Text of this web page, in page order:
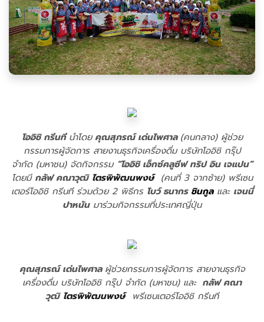
โออิชิ กรีนทีนำโดยคุณสุภรณ์ เด่นไพศาล (คนกลาง) ผู้ช่วย
กรรมการผู้จัดการ สายงานธุรกิจเครื่องดื่ม บริษัทโออิชิ กรุ๊ป
จำกัด (มหาชน) จัดกิจกรรม “โออิชิ เอ็กซ์คลูซีฟ ทริป อิน เจแปน”
โดยมี กลัฟ คณาวุฒิ ไตรพิพัฒนพงษ์(คนที่ 3 จากซ้าย) พรีเซน
เตอร์โออิชิ กรีนที ร่วมด้วย 2 พิธีกร โบว์ ธนากรชินกูลและ เจนนี่
ปาหนันมาร่วมกิจกรรมที่ประเทศญี่ปุ่น
คุณสุภรณ์ เด่นไพศาล ผู้ช่วยกรรมการผู้จัดการ สายงานธุรกิจ
เครื่องดื่ม บริษัทโออิชิ กรุ๊ป จำกัด (มหาชน) และกลัฟ คณา
วุฒิ ไตรพิพัฒนพงษ์พรีเซนเตอร์โออิชิ กรีนที